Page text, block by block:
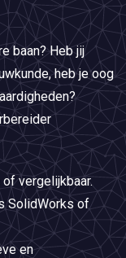
baan? Heb jij
heb je oog
vergelijkbaar.
SolidWorks of
en